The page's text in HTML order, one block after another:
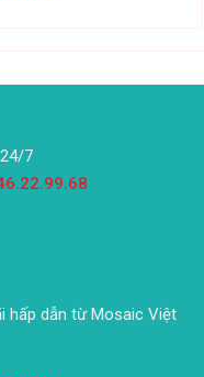
7
hấp dẫn từ Mosaic Việt